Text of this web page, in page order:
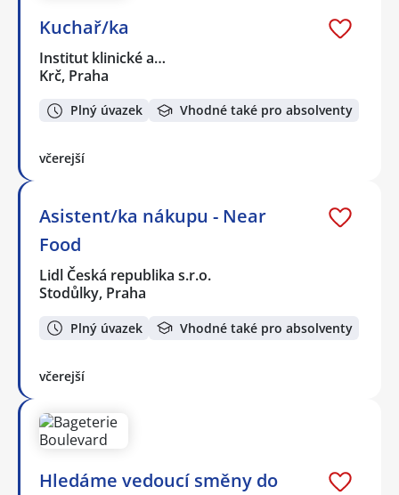
Kuchař/ka
Institut klinické a…
Krč, Praha
Plný úvazek Vhodné také pro absolventy
včerejší
Asistent/ka nákupu - Near
Food
Lidl Česká republika s.r.o.
Stodůlky, Praha
Plný úvazek Vhodné také pro absolventy
včerejší
Hledáme vedoucí směny do